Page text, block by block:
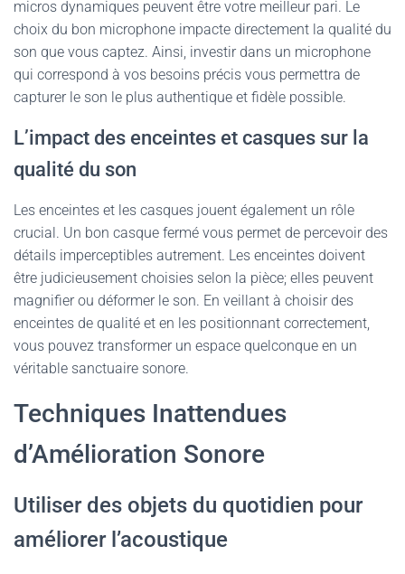
micros dynamiques peuvent être votre meilleur pari. Le
choix du bon microphone impacte directement la qualité du
son que vous captez. Ainsi, investir dans un microphone
qui correspond à vos besoins précis vous permettra de
capturer le son le plus authentique et fidèle possible.
L’impact des enceintes et casques sur la
qualité du son
Les enceintes et les casques jouent également un rôle
crucial. Un bon casque fermé vous permet de percevoir des
détails imperceptibles autrement. Les enceintes doivent
être judicieusement choisies selon la pièce; elles peuvent
magnifier ou déformer le son. En veillant à choisir des
enceintes de qualité et en les positionnant correctement,
vous pouvez transformer un espace quelconque en un
véritable sanctuaire sonore.
Techniques Inattendues
d’Amélioration Sonore
Utiliser des objets du quotidien pour
améliorer l’acoustique